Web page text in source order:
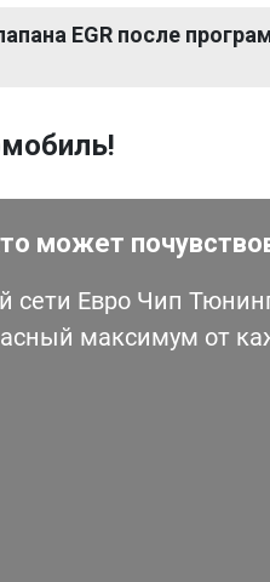
EGR после
может
Евро Чип
максимум от